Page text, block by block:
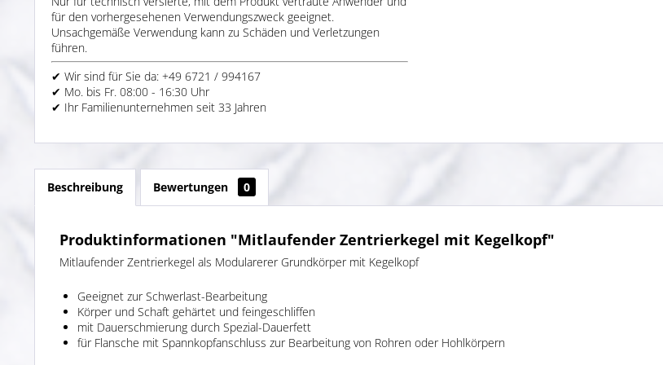
für den vorhergesehenen Verwendungszweck geeignet.
Unsachgemäße Verwendung kann zu Schäden und Verletzungen
führen.
✔ Wir sind für Sie da: +49 6721 / 994167
✔ Mo. bis Fr. 08:00 - 16:30 Uhr
✔ Ihr Familienunternehmen seit 33 Jahren
Beschreibung Bewertungen 0
Produktinformationen "Mitlaufender Zentrierkegel mit Kegelkopf"
Mitlaufender Zentrierkegel als Modularerer Grundkörper mit Kegelkopf
Geeignet zur Schwerlast-Bearbeitung
Körper und Schaft gehärtet und feingeschliffen
mit Dauerschmierung durch Spezial-Dauerfett
für Flansche mit Spannkopfanschluss zur Bearbeitung von Rohren oder Hohlkörpern